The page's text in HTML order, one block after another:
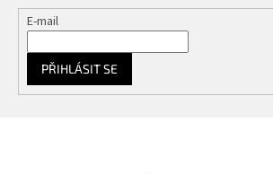
E-mail
PŘIHLÁSIT SE